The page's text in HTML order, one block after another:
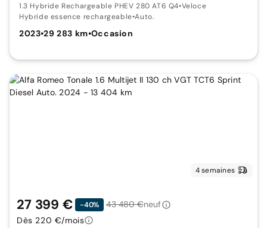
1.3 Hybride Rechargeable PHEV 280 AT6 Q4•Veloce
Hybride essence rechargeable•Auto.
2023•29 283 km•Occasion
4 semaines
27 399 € -40% 43 480 €neuf
Dès 220 €/mois